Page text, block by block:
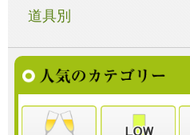
道具別